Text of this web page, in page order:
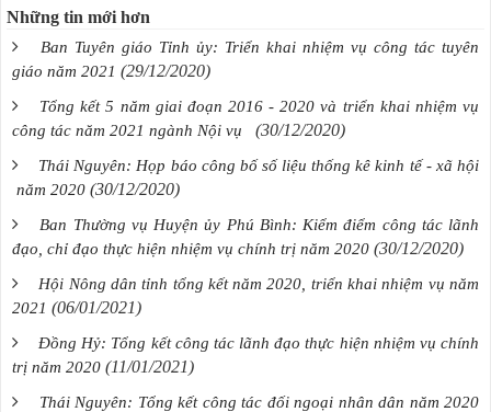
Những tin mới hơn
Ban Tuyên giáo Tỉnh ủy: Triển khai nhiệm vụ công tác tuyên
giáo năm 2021 (29/12/2020)
Tổng kết 5 năm giai đoạn 2016 - 2020 và triển khai nhiệm vụ
công tác năm 2021 ngành Nội vụ
(30/12/2020)
Thái Nguyên: Họp báo công bố số liệu thống kê kinh tế - xã hội
năm 2020 (30/12/2020)
Ban Thường vụ Huyện ủy Phú Bình: Kiểm điểm công tác lãnh
đạo, chỉ đạo thực hiện nhiệm vụ chính trị năm 2020 (30/12/2020)
Hội Nông dân tỉnh tổng kết năm 2020, triển khai nhiệm vụ năm
2021 (06/01/2021)
Đồng Hỷ: Tổng kết công tác lãnh đạo thực hiện nhiệm vụ chính
trị năm 2020 (11/01/2021)
Thái Nguyên: Tổng kết công tác đối ngoại nhân dân năm 2020